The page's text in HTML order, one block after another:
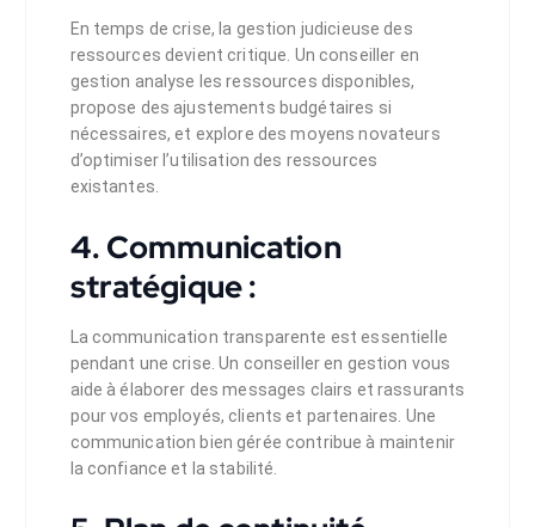
En temps de crise, la gestion judicieuse des
ressources devient critique. Un conseiller en
gestion analyse les ressources disponibles,
propose des ajustements budgétaires si
nécessaires, et explore des moyens novateurs
d’optimiser l’utilisation des ressources
existantes.
4. Communication
stratégique :
La communication transparente est essentielle
pendant une crise. Un conseiller en gestion vous
aide à élaborer des messages clairs et rassurants
pour vos employés, clients et partenaires. Une
communication bien gérée contribue à maintenir
la confiance et la stabilité.